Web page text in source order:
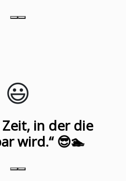
😃️
in der die
wird.“ 😎🏊